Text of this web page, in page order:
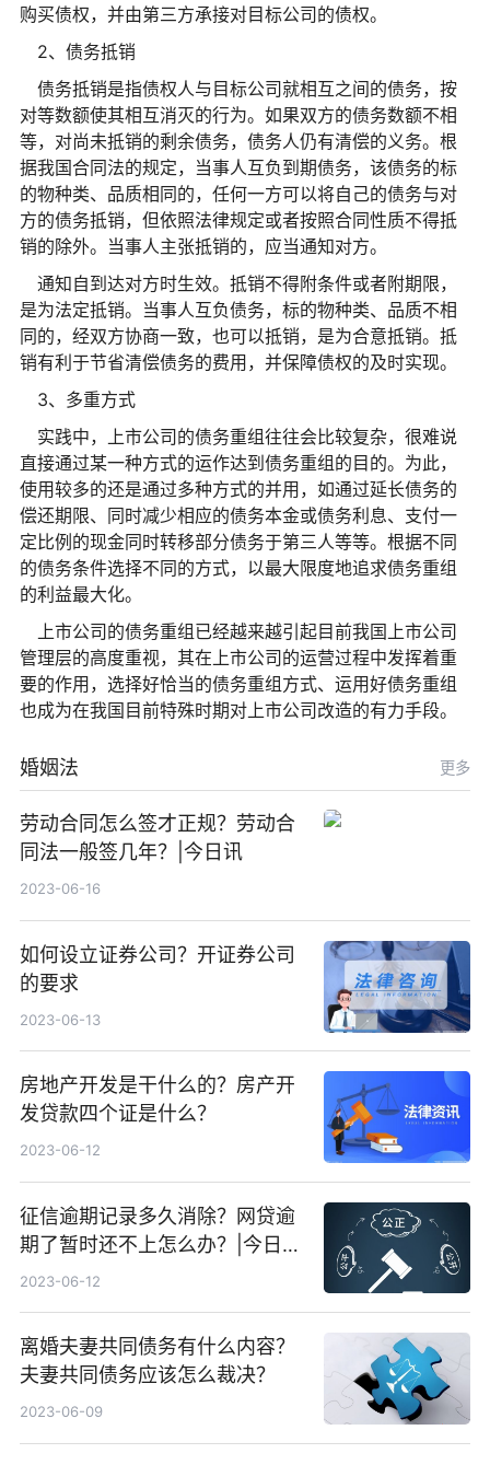
购买债权，并由第三方承接对目标公司的债权。
2、债务抵销
债务抵销是指债权人与目标公司就相互之间的债务，按
对等数额使其相互消灭的行为。如果双方的债务数额不相
等，对尚未抵销的剩余债务，债务人仍有清偿的义务。根
据我国合同法的规定，当事人互负到期债务，该债务的标
的物种类、品质相同的，任何一方可以将自己的债务与对
方的债务抵销，但依照法律规定或者按照合同性质不得抵
销的除外。当事人主张抵销的，应当通知对方。
通知自到达对方时生效。抵销不得附条件或者附期限，
是为法定抵销。当事人互负债务，标的物种类、品质不相
同的，经双方协商一致，也可以抵销，是为合意抵销。抵
销有利于节省清偿债务的费用，并保障债权的及时实现。
3、多重方式
实践中，上市公司的债务重组往往会比较复杂，很难说
直接通过某一种方式的运作达到债务重组的目的。为此，
使用较多的还是通过多种方式的并用，如通过延长债务的
偿还期限、同时减少相应的债务本金或债务利息、支付一
定比例的现金同时转移部分债务于第三人等等。根据不同
的债务条件选择不同的方式，以最大限度地追求债务重组
的利益最大化。
上市公司的债务重组已经越来越引起目前我国上市公司
管理层的高度重视，其在上市公司的运营过程中发挥着重
要的作用，选择好恰当的债务重组方式、运用好债务重组
也成为在我国目前特殊时期对上市公司改造的有力手段。
婚姻法 更多
劳动合同怎么签才正规？劳动合
同法一般签几年？|今日讯
2023-06-16
如何设立证券公司？开证券公司
的要求
2023-06-13
房地产开发是干什么的？房产开
发贷款四个证是什么？
2023-06-12
征信逾期记录多久消除？网贷逾
期了暂时还不上怎么办？|今日快
看
2023-06-12
离婚夫妻共同债务有什么内容？
夫妻共同债务应该怎么裁决？
2023-06-09